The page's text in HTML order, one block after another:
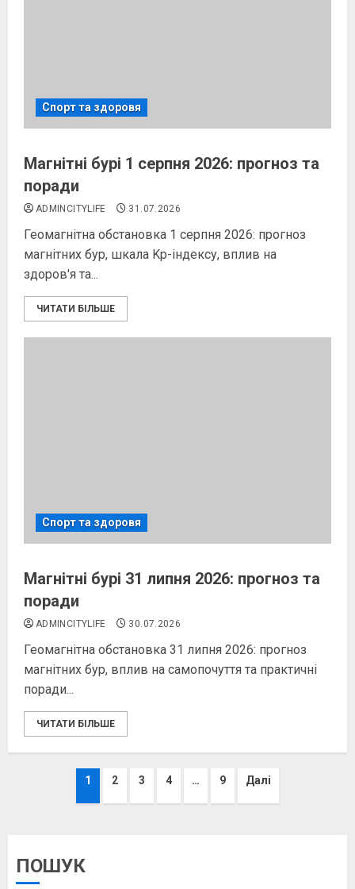
Спорт та здоровя
Магнітні бурі 1 серпня 2026: прогноз та
поради
ADMINCITYLIFE 31.07.2026
Геомагнітна обстановка 1 серпня 2026: прогноз
магнітних бур, шкала Kp-індексу, вплив на
здоров'я та...
ЧИТАТИ БІЛЬШЕ
Спорт та здоровя
Магнітні бурі 31 липня 2026: прогноз та
поради
ADMINCITYLIFE 30.07.2026
Геомагнітна обстановка 31 липня 2026: прогноз
магнітних бур, вплив на самопочуття та практичні
поради...
ЧИТАТИ БІЛЬШЕ
Пагінація
1 2 3 4 … 9 Далі
ПОШУК